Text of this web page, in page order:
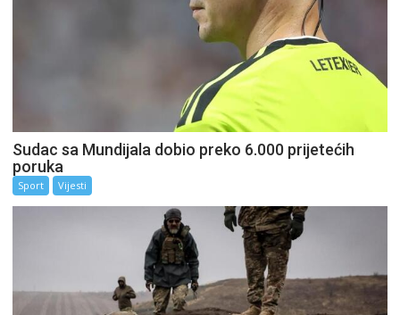
Sudac sa Mundijala dobio preko 6.000 prijetećih
poruka
Sport Vijesti